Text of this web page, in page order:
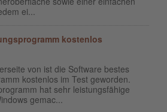
ei...
kostenlos
von ist die Software bestes
kostenlos im Test geworden.
hat sehr leistungsfähige
gemac...